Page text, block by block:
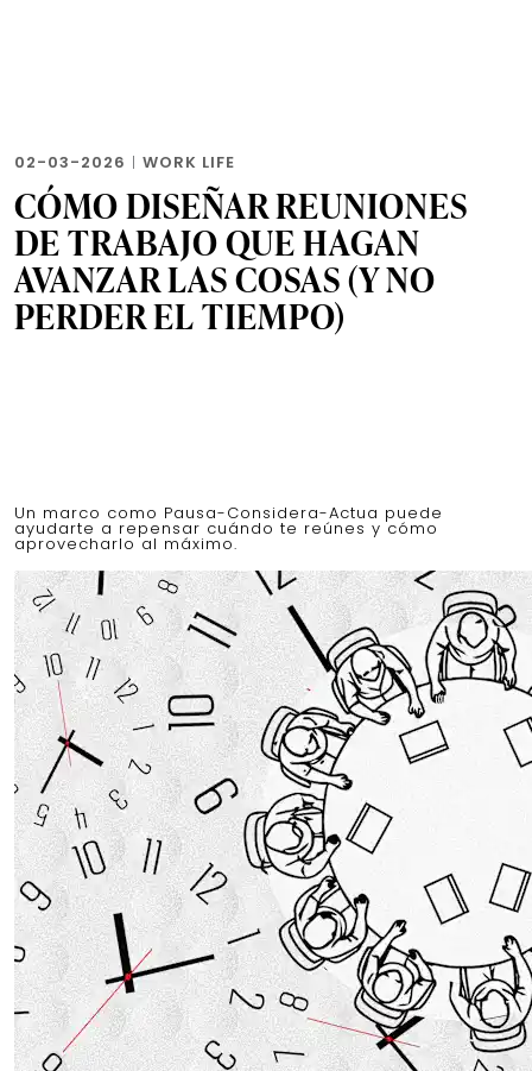
02-03-2026 | WORK LIFE
CÓMO DISEÑAR REUNIONES
DE TRABAJO QUE HAGAN
AVANZAR LAS COSAS (Y NO
PERDER EL TIEMPO)
Un marco como Pausa-Considera-Actua puede
ayudarte a repensar cuándo te reúnes y cómo
aprovecharlo al máximo.